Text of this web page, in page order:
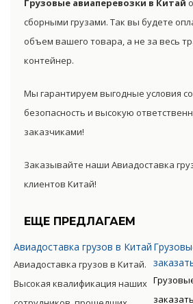
Грузовые авиаперевозки в Китай
сборными грузами. Так вы будете
объем вашего товара, а не за весь
контейнер.
Мы гарантируем выгодные условия
безопасность и высокую
заказчиками!
Заказывайте наши Авиадоставка
клиентов Китай!
ЕЩЕ ПРЕДЛАГАЕМ
Авиадоставка грузов в Китай
Авиадоставка грузов в Китай.
Высокая квалификация наших